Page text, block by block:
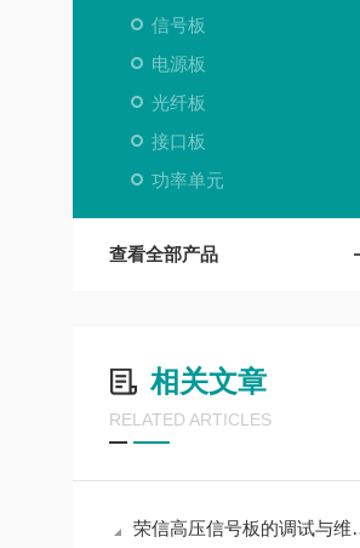
信号板
电源板
光纤板
接口板
功率单元
查看全部产品
相关文章
RELATED ARTICLES
荣信高压信号板的调试与维护操作指南